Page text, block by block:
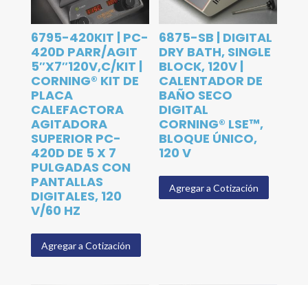
6795-420KIT | PC-
420D PARR/AGIT
5″X7″120V,C/KIT |
CORNING® KIT DE
PLACA
CALEFACTORA
AGITADORA
SUPERIOR PC-
420D DE 5 X 7
PULGADAS CON
PANTALLAS
DIGITALES, 120
V/60 HZ
Agregar a Cotización
6875-SB | DIGITAL
DRY BATH, SINGLE
BLOCK, 120V |
CALENTADOR DE
BAÑO SECO
DIGITAL
CORNING® LSE™,
BLOQUE ÚNICO,
120 V
Agregar a Cotización